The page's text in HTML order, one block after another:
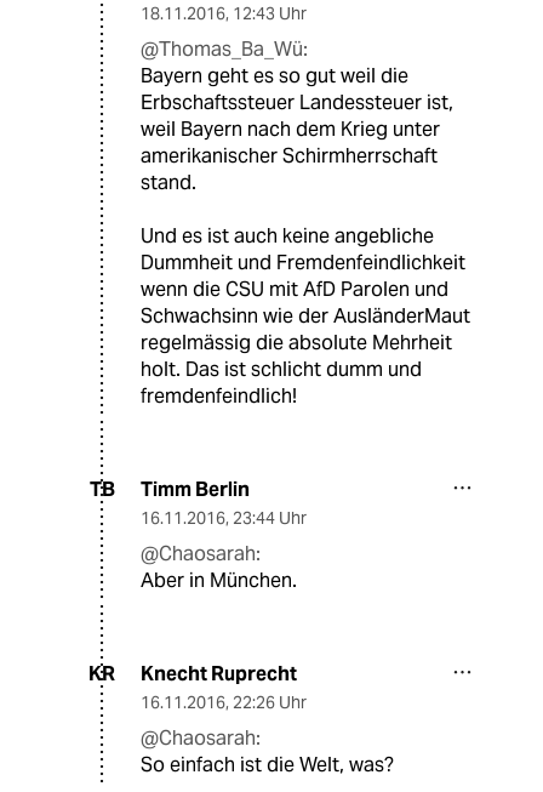
18.11.2016, 12:43 Uhr
@Thomas_Ba_Wü:
Bayern geht es so gut weil die
Erbschaftssteuer Landessteuer ist,
weil Bayern nach dem Krieg unter
amerikanischer Schirmherrschaft
stand.
Und es ist auch keine angebliche
Dummheit und Fremdenfeindlichkeit
wenn die CSU mit AfD Parolen und
Schwachsinn wie der AusländerMaut
regelmässig die absolute Mehrheit
holt. Das ist schlicht dumm und
fremdenfeindlich!
TB Timm Berlin
16.11.2016, 23:44 Uhr
@Chaosarah:
Aber in München.
KR Knecht Ruprecht
16.11.2016, 22:26 Uhr
@Chaosarah:
So einfach ist die Welt, was?